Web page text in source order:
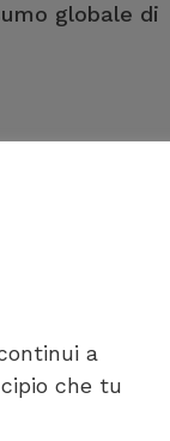
globale di
a
che tu